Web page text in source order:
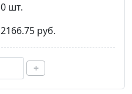
0 шт.
2166.75 руб.
+